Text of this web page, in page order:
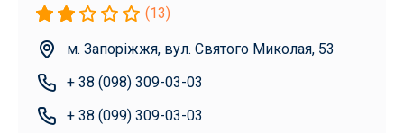
(13)
м. Запоріжжя, вул. Святого Миколая, 53
+ 38 (098) 309-03-03
+ 38 (099) 309-03-03